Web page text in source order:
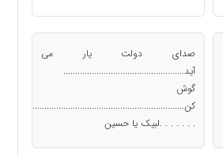
صدای دولت یار می
آید...................................................
گوش
کن....................................................................
. . . . . . .لبیک یا حسین